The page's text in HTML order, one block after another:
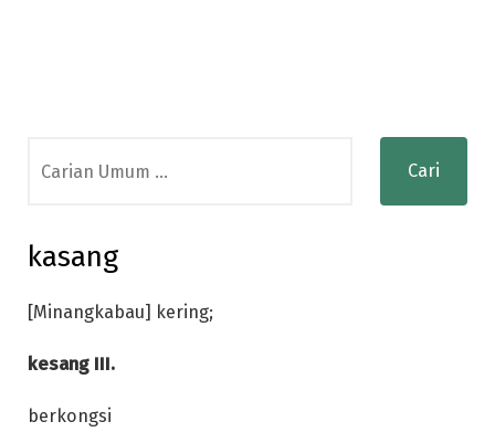
for:
kasang
[Minangkabau] kering;
kesang III.
berkongsi